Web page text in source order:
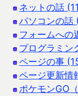
ネットの話
パソコンの話
フォームへの
プログラミン
ページの事
ページ更新情
ポケモンGO